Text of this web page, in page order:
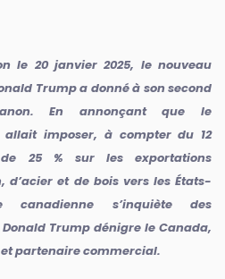
le 20 janvier 2025, le nouveau
Trump a donné à son second
En annonçant que le
allait imposer, à compter du 12
25 % sur les exportations
d’acier et de bois vers les États-
canadienne s’inquiète des
Trump dénigre le Canada,
partenaire commercial.